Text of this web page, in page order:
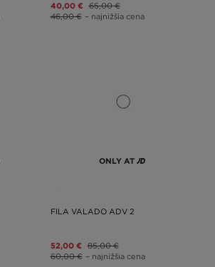
40,00 € 65,00 €
46,00 € – najnižšia cena
ONLY AT
FILA VALADO ADV 2
52,00 € 85,00 €
60,00 € – najnižšia cena